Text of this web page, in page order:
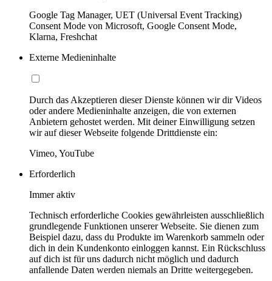
Google Tag Manager, UET (Universal Event Tracking)
Consent Mode von Microsoft, Google Consent Mode,
Klarna, Freshchat
Externe Medieninhalte
Durch das Akzeptieren dieser Dienste können wir dir Videos
oder andere Medieninhalte anzeigen, die von externen
Anbietern gehostet werden. Mit deiner Einwilligung setzen
wir auf dieser Webseite folgende Drittdienste ein:
Vimeo, YouTube
Erforderlich
Immer aktiv
Technisch erforderliche Cookies gewährleisten ausschließlich
grundlegende Funktionen unserer Webseite. Sie dienen zum
Beispiel dazu, dass du Produkte im Warenkorb sammeln oder
dich in dein Kundenkonto einloggen kannst. Ein Rückschluss
auf dich ist für uns dadurch nicht möglich und dadurch
anfallende Daten werden niemals an Dritte weitergegeben.